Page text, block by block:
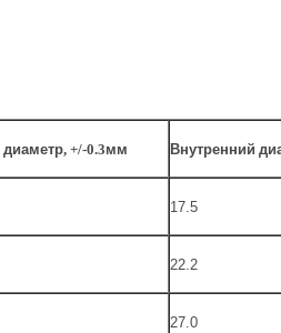
диаметр, +/-0.3мм Внутренний
17.5
22.2
27.0